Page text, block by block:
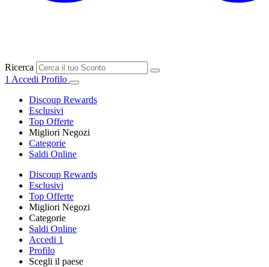
Ricerca
1 Accedi Profilo
Discoup Rewards
Esclusivi
Top Offerte
Migliori Negozi
Categorie
Saldi Online
Discoup Rewards
Esclusivi
Top Offerte
Migliori Negozi
Categorie
Saldi Online
Accedi 1
Profilo
Scegli il paese